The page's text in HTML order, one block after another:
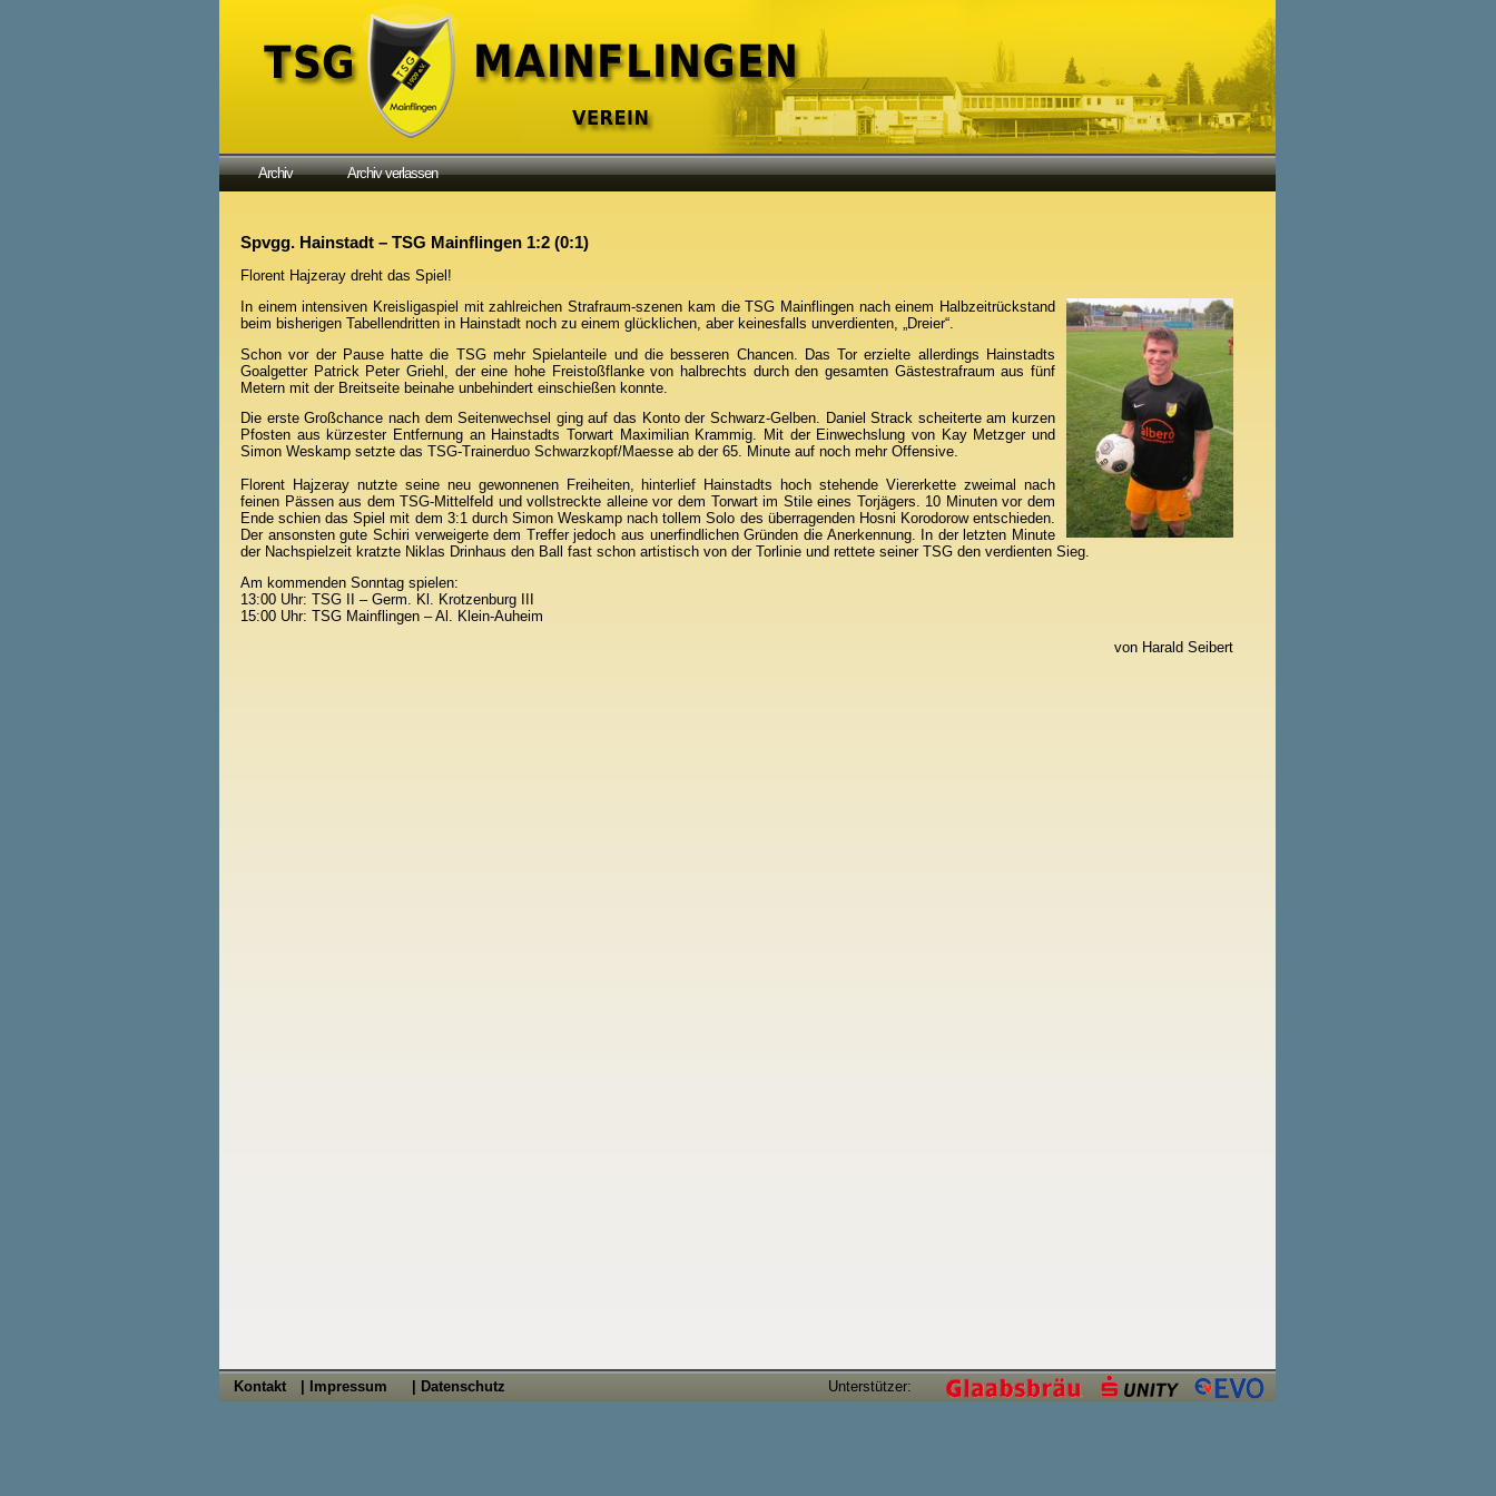
Archiv Archiv verlassen
Spvgg. Hainstadt – TSG Mainflingen 1:2 (0:1)
Florent Hajzeray dreht das Spiel!
In einem intensiven Kreisligaspiel mit zahlreichen Strafraum-szenen kam die TSG Mainflingen nach einem Halbzeitrückstand
beim bisherigen Tabellendritten in Hainstadt noch zu einem glücklichen, aber keinesfalls unverdienten, „Dreier“.
Schon vor der Pause hatte die TSG mehr Spielanteile und die besseren Chancen. Das Tor erzielte allerdings Hainstadts
Goalgetter Patrick Peter Griehl, der eine hohe Freistoßflanke von halbrechts durch den gesamten Gästestrafraum aus fünf
Metern mit der Breitseite beinahe unbehindert einschießen konnte.
Die erste Großchance nach dem Seitenwechsel ging auf das Konto der Schwarz-Gelben. Daniel Strack scheiterte am kurzen
Pfosten aus kürzester Entfernung an Hainstadts Torwart Maximilian Krammig. Mit der Einwechslung von Kay Metzger und
Simon Weskamp setzte das TSG-Trainerduo Schwarzkopf/Maesse ab der 65. Minute auf noch mehr Offensive.
Florent Hajzeray nutzte seine neu gewonnenen Freiheiten, hinterlief Hainstadts hoch stehende Viererkette zweimal nach
feinen Pässen aus dem TSG-Mittelfeld und vollstreckte alleine vor dem Torwart im Stile eines Torjägers. 10 Minuten vor dem
Ende schien das Spiel mit dem 3:1 durch Simon Weskamp nach tollem Solo des überragenden Hosni Korodorow entschieden.
Der ansonsten gute Schiri verweigerte dem Treffer jedoch aus unerfindlichen Gründen die Anerkennung. In der letzten Minute
der Nachspielzeit kratzte Niklas Drinhaus den Ball fast schon artistisch von der Torlinie und rettete seiner TSG den verdienten Sieg.
Am kommenden Sonntag spielen:
13:00 Uhr: TSG II – Germ. Kl. Krotzenburg III
15:00 Uhr: TSG Mainflingen – Al. Klein-Auheim
von Harald Seibert
Unterstützer:
Kontakt | Impressum | Datenschutz